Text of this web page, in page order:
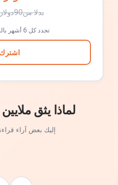
بدلا من90
تجدد كل 6 أشهر بالسعر الأصلي
اشترك
لماذا يثق
إليك بعض آراء